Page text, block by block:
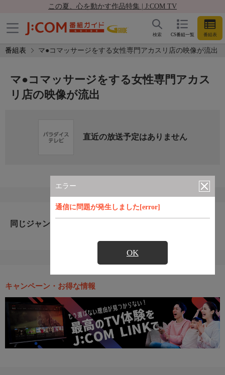
この夏、心を動かす作品特集 | J:COM TV
CS番組一覧 番組表
検索
番組表 マ●コマッサージをする女性専門アカスリ店の映像が流出
エラー
通信に問題が発生しました[error]
OK
マ●コマッサージをする女性専門アカス
リ店の映像が流出
直近の放送予定はありません
同じジャンルのおすすめ番組
キャンペーン・お得な情報